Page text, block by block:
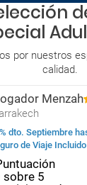
por nuestros
calidad.
Menzah
dto. Septiembre
de Viaje Incluido